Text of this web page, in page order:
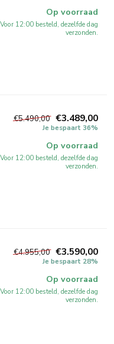
Op voorraad
Voor 12:00 besteld, dezelfde dag
verzonden.
€5.490,00 €3.489,00
Je bespaart 36%
Op voorraad
Voor 12:00 besteld, dezelfde dag
verzonden.
€4.955,00 €3.590,00
Je bespaart 28%
Op voorraad
Voor 12:00 besteld, dezelfde dag
verzonden.